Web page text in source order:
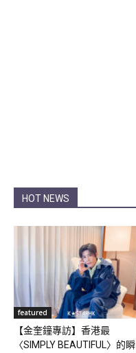
HOT NEWS
featured
【金奎鐘專訪】香港最
〈SIMPLY BEAUTIFUL〉的瞬